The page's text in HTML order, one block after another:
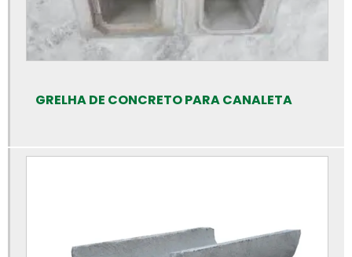
Bloquetes para calçamento preço
Bloquetes de concreto para piso
Bloquetes de concreto preço
Canaleta de concreto preço
GRELHA DE CONCRETO PARA CANALETA